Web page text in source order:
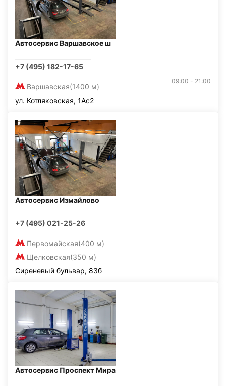
Автосервис Варшавское ш
+7 (495) 182-17-65
Варшавская(1400 м)
09:00 - 21:00
ул. Котляковская, 1Ас2
Автосервис Измайлово
+7 (495) 021-25-26
Первомайская(400 м)
Щелковская(350 м)
Сиреневый бульвар, 83б
Автосервис Проспект Мира